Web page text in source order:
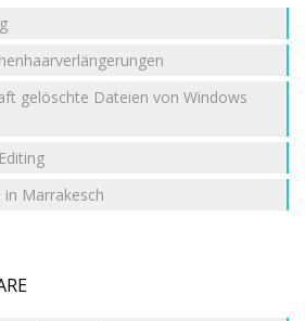
gelöschte Dateien von Windows
in Marrakesch